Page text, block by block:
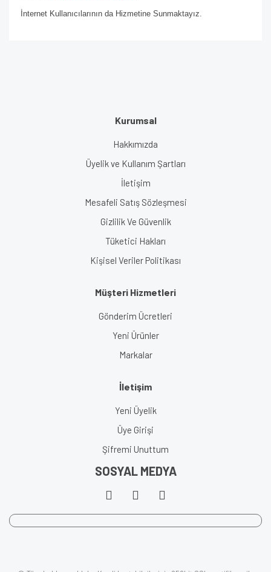
İnternet Kullanıcılarının da Hizmetine Sunmaktayız.
Kurumsal
Hakkımızda
Üyelik ve Kullanım Şartları
İletişim
Mesafeli Satış Sözleşmesi
Gizlilik Ve Güvenlik
Tüketici Hakları
Kişisel Veriler Politikası
Müşteri Hizmetleri
Gönderim Ücretleri
Yeni Ürünler
Markalar
İletişim
Yeni Üyelik
Üye Girişi
Şifremi Unuttum
SOSYAL MEDYA